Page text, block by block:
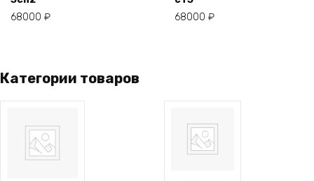
на
странице
товара.
68000 ₽
товара.
68000 ₽
Категории товаров